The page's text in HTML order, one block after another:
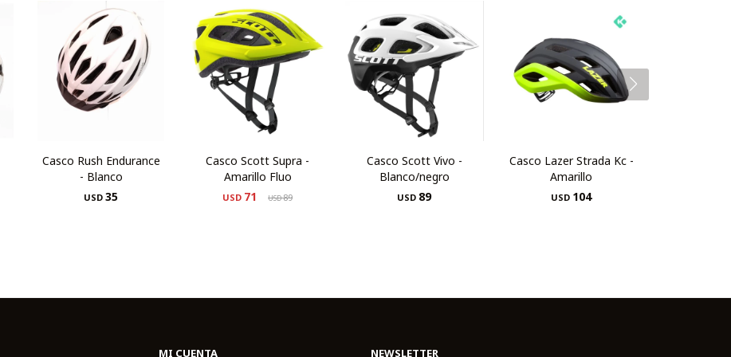
Casco Rush Endurance
- Blanco
USD 35
Casco Scott Supra -
Amarillo Fluo
USD 71 USD89
Casco Scott Vivo -
Blanco/negro
USD 89
Casco Lazer Strada Kc -
Amarillo
USD 104
MI CUENTA NEWSLETTER